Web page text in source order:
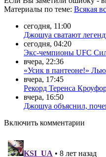
Материалы по теме: Всякая
сегодня, 11:00
Джошуа сватают
сегодня, 04:20
Экс-чемпионы UFC
вчера, 22:36
«Усик в пантеоне!»
вчера, 17:45
Рекорд Теренса
вчера, 16:50
Джошуа объяснил,
Включить комментарии